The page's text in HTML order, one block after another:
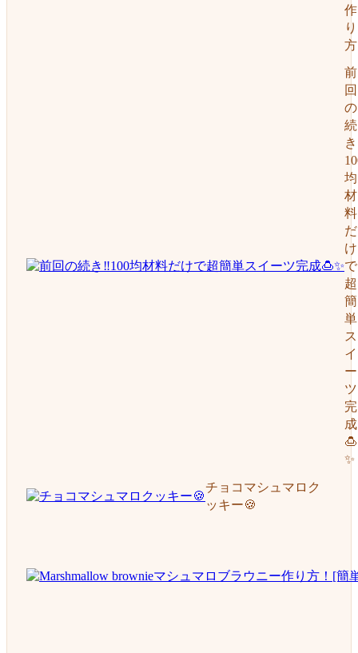
作
り
方
前
回
の
続
均
材
料
だ
け
で
超
簡
単
ス
イ
ー
ツ
完
成
🍮
✨
チョコマシュマロク
ッキー🍪